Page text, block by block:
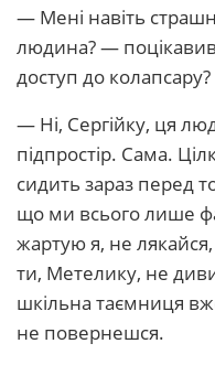
— Мені навіть
людина? —
доступ до колапсару?
— Ні, Сергійку, ця
підпростір. Сама.
сидить зараз перед
що ми всього лише
жартую я, не
ти, Метелику, не
шкільна таємниця
не повернешся.